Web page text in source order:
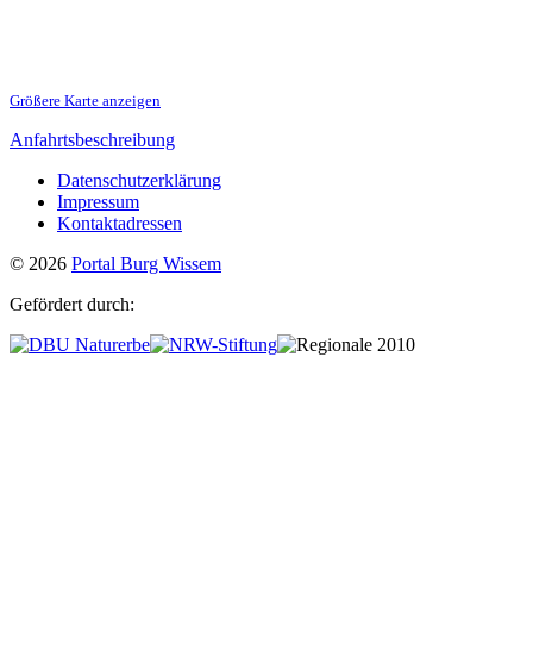
Größere Karte anzeigen
Anfahrtsbeschreibung
Datenschutzerklärung
Impressum
Kontaktadressen
© 2026 Portal Burg Wissem
Gefördert durch: